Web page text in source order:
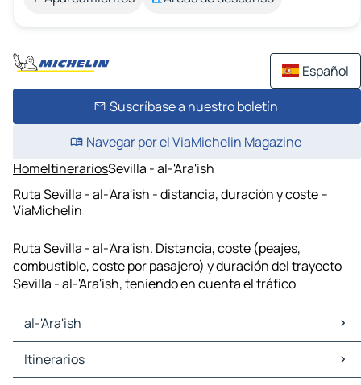
Español
Suscríbase a nuestro boletín
Navegar por el ViaMichelin Magazine
HomeItinerariosSevilla - al-'Ara'ish
Ruta Sevilla - al-'Ara'ish - distancia, duración y coste –
ViaMichelin
Ruta Sevilla - al-'Ara'ish. Distancia, coste (peajes,
combustible, coste por pasajero) y duración del trayecto
Sevilla - al-'Ara'ish, teniendo en cuenta el tráfico
al-'Ara'ish
al-'Ara'ish Mapas Planos
al-'Ara'ish Trafico
Itinerarios